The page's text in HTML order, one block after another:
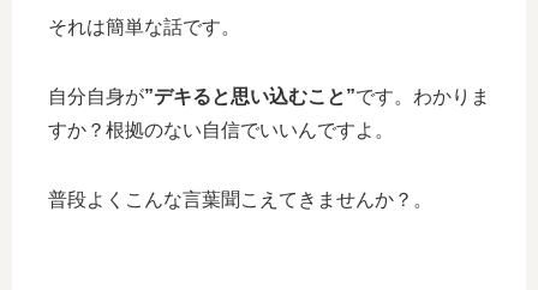
それは簡単な話です。
自分自身が”デキると思い込むこと”です。わかりま
すか？根拠のない自信でいいんですよ。
普段よくこんな言葉聞こえてきませんか？。